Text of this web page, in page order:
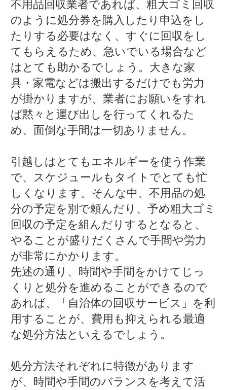
不用品回収業者であれば、粗大ゴミ回収
のように処分券を購入したり申込をし
たりする必要はなく、すぐに回収をし
てもらえるため、急いでいる場合など
はとても助かるでしょう。大きな家
具・家電などは搬出するだけでも労力
が掛かりますが、業者にお願いをすれ
ば黙々と運び出しを行ってくれるた
め、面倒な手間は一切ありません。
引越しはとてもエネルギーを使う作業
で、スケジュールもタイトでとても忙
しくなります。そんな中、不用品の処
分の予定を別で頼んだり、予め粗大ゴミ
回収の予定を組んだりするとなると、
やることが盛りだくさんで手間や労力
が非常にかかります。
先述の通り、時間や手間をかけてじっ
くりと処分を進めることができるので
あれば、「自治体の回収サービス」を利
用することが、費用も抑えられる最適
な処分方法といえるでしょう。
処分方法それぞれに特徴があります
が、時間や手間のバランスを考えて活